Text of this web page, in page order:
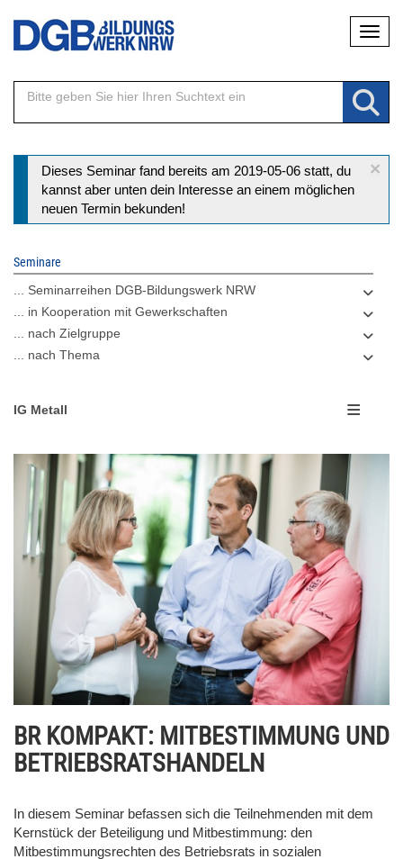
Direkt
Inhalt
×
Statusmeldung
Dieses Seminar fand bereits am 2019-05-06 statt, du
kannst aber unten dein Interesse an einem möglichen
neuen Termin bekunden!
Seminare
... Seminarreihen DGB-Bildungswerk NRW
... in Kooperation mit Gewerkschaften
... nach Zielgruppe
... nach Thema
IG Metall
BR KOMPAKT: MITBESTIMMUNG UND
BETRIEBSRATSHANDELN
In diesem Seminar befassen sich die Teilnehmenden mit dem
Kernstück der Beteiligung und Mitbestimmung: den
Mitbestimmungsrechten des Betriebsrats in sozialen